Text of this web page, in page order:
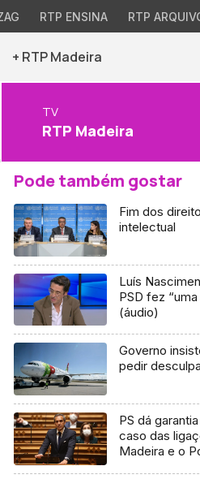
RTP ENSINA RTP
+ RTP Madeira
TV
RTP Madeira
Pode também gostar
Fim dos
intelectual
Luís
PSD fez
(áudio)
Governo
pedir
PS dá
caso das
Madeira e o